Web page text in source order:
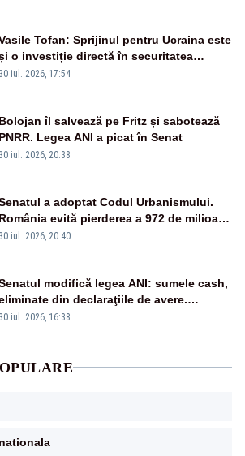
Tofan: Sprijinul pentru Ucraina este
o investiție directă în securitatea
Republicii Moldova și a întregii regiuni
30 iul. 2026, 17:54
Bolojan îl salvează pe Fritz și sabotează
PNRR. Legea ANI a picat în Senat
30 iul. 2026, 20:38
a adoptat Codul Urbanismului.
România evită pierderea a 972 de milioane
de euro din PNRR
30 iul. 2026, 20:40
modifică legea ANI: sumele cash,
din declaraţiile de avere.
Amendament cu impact posibil asupra lui
30 iul. 2026, 16:38